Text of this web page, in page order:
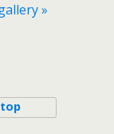
»